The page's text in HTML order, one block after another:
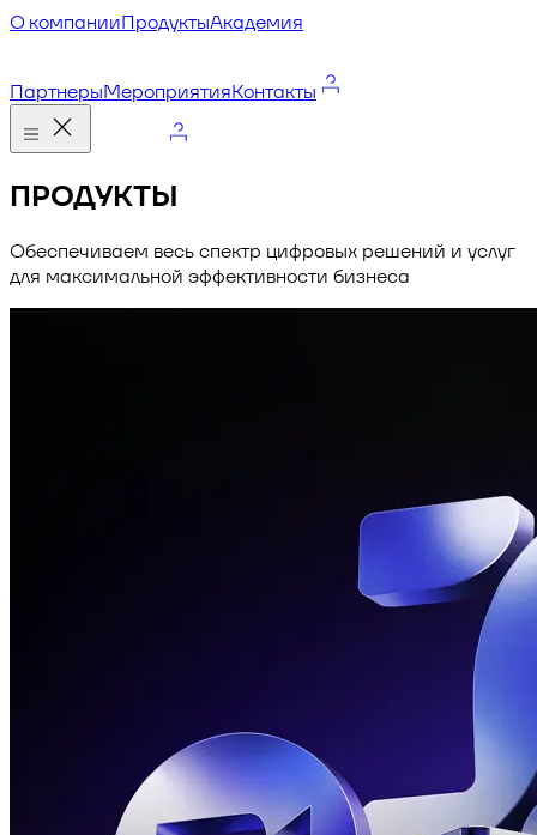
О компанииПродуктыАкадемия
ПартнерыМероприятияКонтакты
ПРОДУКТЫ
Обеспечиваем весь спектр цифровых решений и услуг
для максимальной эффективности бизнеса